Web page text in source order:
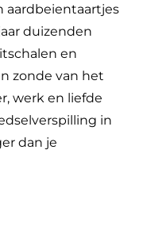
aardbeientaartjes
duizenden
en
zonde van het
werk en liefde
in
dan je